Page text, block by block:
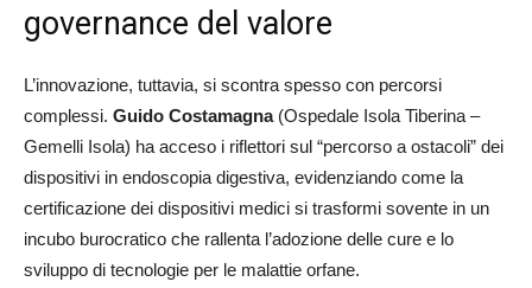
governance del valore
L’innovazione, tuttavia, si scontra spesso con percorsi
complessi. Guido Costamagna(Ospedale Isola Tiberina –
Gemelli Isola) ha acceso i riflettori sul “percorso a ostacoli” dei
dispositivi in endoscopia digestiva, evidenziando come la
certificazione dei dispositivi medici si trasformi sovente in un
incubo burocratico che rallenta l’adozione delle cure e lo
sviluppo di tecnologie per le malattie orfane.